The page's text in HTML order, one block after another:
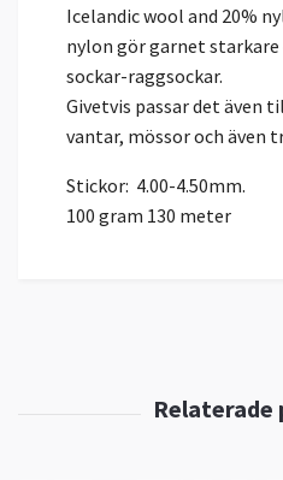
Icelandic wool and 20%
nylon gör garnet
sockar-raggsockar.
Givetvis passar det även
vantar, mössor och även
Stickor: 4.00-4.50mm.
100 gram 130 meter